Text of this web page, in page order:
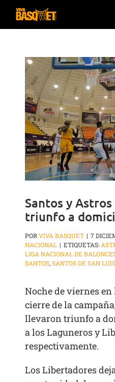
Saltar
Santos y
triunfo a
PORVIVA BASQUET | 7
NACIONAL | ETIQUETAS:
LIGA NACIONAL DE
SANTOS,SANTOS DE SAN LUIS
Noche de viernes
cierre de la
llevaron triunfo a
a los Laguneros y
respectivamente.
Los Libertadores